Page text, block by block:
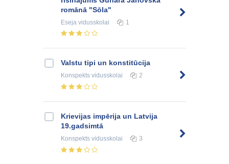
romānā "Sōla"
Eseja vidusskolai 1
Valstu tipi un konstitūcija
Konspekts vidusskolai 2
Krievijas impērija un Latvija
19.gadsimtā
Konspekts vidusskolai 3